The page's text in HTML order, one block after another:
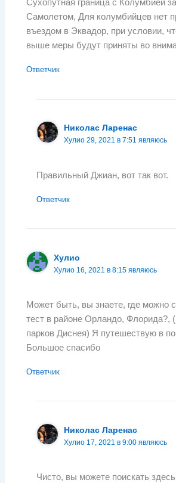
Сухопутная граница с Колумбией
Самолетом, Для колумбийцев нет
въездом в Эквадор, при условии,
выше меры будут приняты во
Ответчик
Николас Ларенас
Хулио 29, 2021 в 7:51 являюсь
Правильный Джиан, вот так вот.
Ответчик
Хулио
Хулио 16, 2021 в 8:15 являюсь
Может быть, вы знаете, где можно
тест в районе Орландо, Флорида?,
парков Диснея) Я путешествую в
Большое спасибо
Ответчик
Николас Ларенас
Хулио 17, 2021 в 9:00 являюсь
Чисто, вы можете поискать